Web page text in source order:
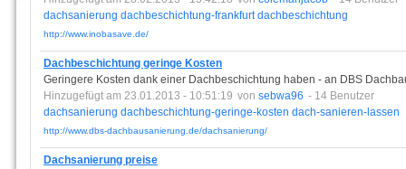
dachsanierung dachbeschichtung-frankfurt dachbeschichtung
http://www.inobasave.de/
Dachbeschichtung geringe Kosten
Geringere Kosten dank einer Dachbeschichtung haben - an DBS
Hinzugefügt am 23.01.2013 - 10:51:19 von sebwa96 - 14 Benutzer
dachsanierung dachbeschichtung-geringe-kosten dach-sanieren-lassen
http://www.dbs-dachbausanierung.de/dachsanierung/
Dachsanierung preise